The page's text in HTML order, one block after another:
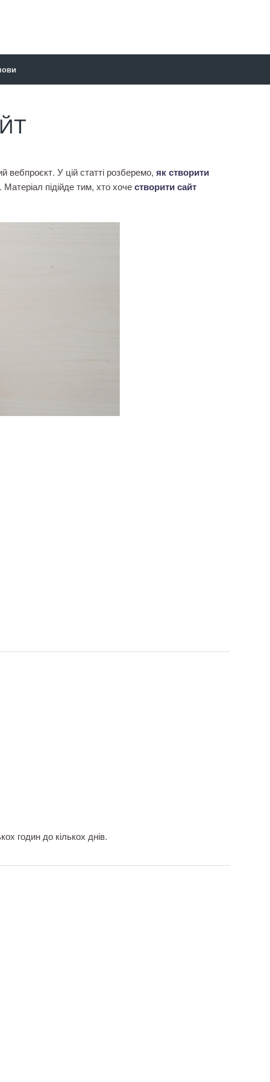
вебпроєкт. У цій статті розберемо, як створити
підійде тим, хто хочестворити сайт
годин до кількох днів.